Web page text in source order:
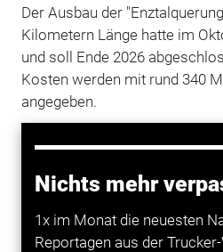
Nichts mehr
1x im Monat die neuesten
Reportagen aus der
Der Ausbau der
Kilometern Länge hatte im
und soll Ende 2026
Kosten werden mit rund 340
angegeben.
Albaufstieg in